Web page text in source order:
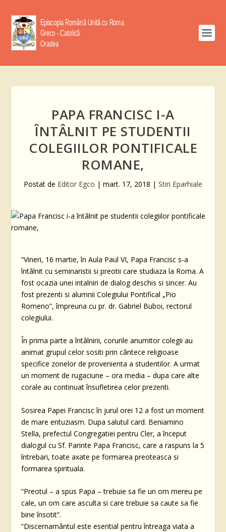
PAPA FRANCISC I-A
ÎNTÂLNIT PE STUDENTII
COLEGIILOR PONTIFICALE
ROMANE,
Postat de Editor Egco | mart. 17, 2018 | Stiri Eparhiale
“Vineri, 16 martie, în Aula Paul VI, Papa Francisc s-a
întâlnit cu seminaristii si preotii care studiaza la Roma. A
fost ocazia unei intalniri de dialog deschis si sincer. Au
fost prezenti si alumnii Colegiului Pontifical „Pio
Romeno”, împreuna cu pr. dr. Gabriel Buboi, rectorul
colegiului.
În prima parte a întâlnirii, corurile anumitor colegii au
animat grupul celor sositi prin cântece religioase
specifice zonelor de provenienta a studentilor. A urmat
un moment de rugaciune – ora media – dupa care alte
corale au continuat însufletirea celor prezenti.
Sosirea Papei Francisc în jurul orei 12 a fost un moment
de mare entuziasm. Dupa salutul card. Beniamino
Stella, prefectul Congregatiei pentru Cler, a început
dialogul cu Sf. Parinte Papa Francisc, care a raspuns la 5
întrebari, toate axate pe formarea preoteasca si
formarea spirituala.
“Preotul – a spus Papa – trebuie sa fie un om mereu pe
cale, un om care asculta si care trebuie sa caute sa fie
bine însotit”.
“Discernamântul este esential pentru întreaga viata a